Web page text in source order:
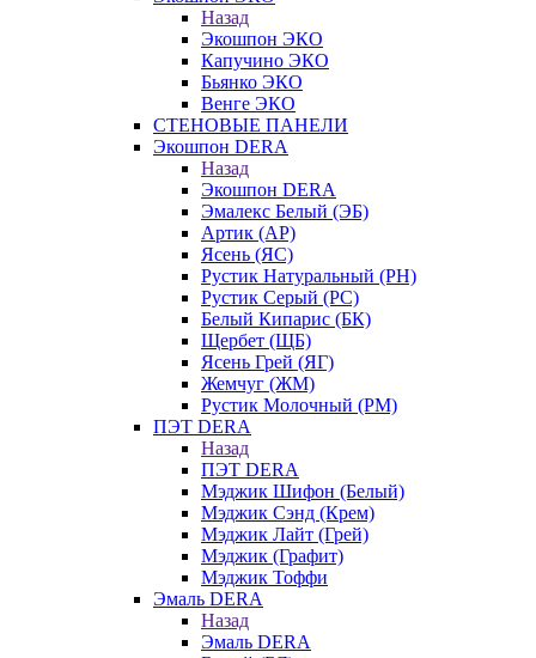
Назад
Экошпон ЭКО
Капучино ЭКО
Бьянко ЭКО
Венге ЭКО
СТЕНОВЫЕ ПАНЕЛИ
Экошпон DERA
Назад
Экошпон DERA
Эмалекс Белый (ЭБ)
Артик (АР)
Ясень (ЯС)
Рустик Натуральный (РН)
Рустик Серый (РС)
Белый Кипарис (БК)
Щербет (ЩБ)
Ясень Грей (ЯГ)
Жемчуг (ЖМ)
Рустик Молочный (РМ)
ПЭТ DERA
Назад
ПЭТ DERA
Мэджик Шифон (Белый)
Мэджик Сэнд (Крем)
Мэджик Лайт (Грей)
Мэджик (Графит)
Мэджик Тоффи
Эмаль DERA
Назад
Эмаль DERA